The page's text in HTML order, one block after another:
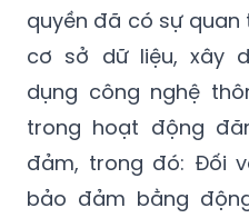
quyền đã có sự
cơ sở dữ liệu, xây
dụng công nghệ
trong hoạt động
đảm, trong đó: Đối
bảo đảm bằng